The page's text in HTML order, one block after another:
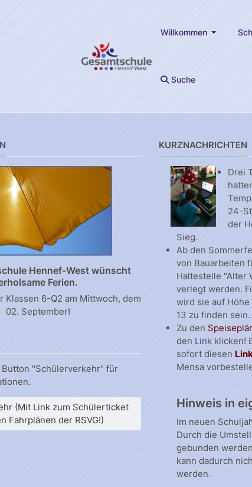
Willkommen
Suche
Hennef-West wünscht
Ferien.
Klassen 6-Q2 am Mittwoch, dem
02. September!
Button "Schülerverkehr" für
(Mit Link zum Schülerticket
Fahrplänen der RSVG!)
KURZNACHRICHTEN
Drei
24-
der
Sieg.
Ab den
von Bauarbeiten
Haltestelle "Alter
verlegt werden.
wird sie auf
13 zu finden sein.
Zu den
den Link klicken!
sofort diesen
Mensa
Hinweis in
Im neuen
Durch die
gebunden
kann dadurch
werden.